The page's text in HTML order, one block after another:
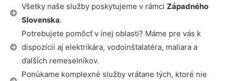
Všetky naše služby poskytujeme v rámci Západného
Slovenska.
Potrebujete pomôcť v inej oblasti? Máme pre vás k
dispozícii aj elektrikára, vodoinštalatéra, maliara a
ďalších remeselníkov.
Ponúkame komplexné služby vrátane tých, ktoré nie